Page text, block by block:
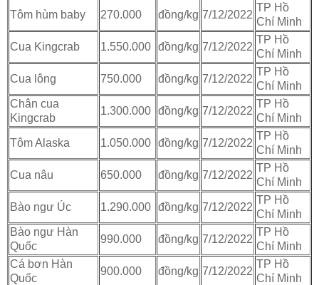
Tôm hùm baby 270.000 đồng/kg 7/12/2022
TP Hồ
Chí Minh
Cua Kingcrab 1.550.000 đồng/kg 7/12/2022
TP Hồ
Chí Minh
Cua lông 750.000 đồng/kg 7/12/2022
TP Hồ
Chí Minh
Chân cua
Kingcrab
1.300.000 đồng/kg 7/12/2022
TP Hồ
Chí Minh
Tôm Alaska 1.050.000 đồng/kg 7/12/2022
TP Hồ
Chí Minh
Cua nâu 650.000 đồng/kg 7/12/2022
TP Hồ
Chí Minh
Bào ngư Úc 1.290.000 đồng/kg 7/12/2022
TP Hồ
Chí Minh
Bào ngư Hàn
Quốc
990.000 đồng/kg 7/12/2022
TP Hồ
Chí Minh
Cá bơn Hàn
Quốc
900.000 đồng/kg 7/12/2022
TP Hồ
Chí Minh